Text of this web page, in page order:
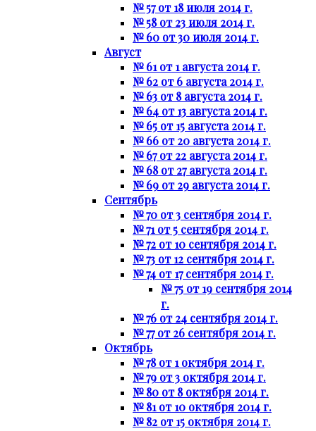
№ 57 от 18 июля 2014 г.
№ 58 от 23 июля 2014 г.
№ 60 от 30 июля 2014 г.
Август
№ 61 от 1 августа 2014 г.
№ 62 от 6 августа 2014 г.
№ 63 от 8 августа 2014 г.
№ 64 от 13 августа 2014 г.
№ 65 от 15 августа 2014 г.
№ 66 от 20 августа 2014 г.
№ 67 от 22 августа 2014 г.
№ 68 от 27 августа 2014 г.
№ 69 от 29 августа 2014 г.
Сентябрь
№ 70 от 3 сентября 2014 г.
№ 71 от 5 сентября 2014 г.
№ 72 от 10 сентября 2014 г.
№ 73 от 12 сентября 2014 г.
№ 74 от 17 сентября 2014 г.
№ 75 от 19 сентября 2014
г.
№ 76 от 24 сентября 2014 г.
№ 77 от 26 сентября 2014 г.
Октябрь
№ 78 от 1 октября 2014 г.
№ 79 от 3 октября 2014 г.
№ 80 от 8 октября 2014 г.
№ 81 от 10 октября 2014 г.
№ 82 от 15 октября 2014 г.